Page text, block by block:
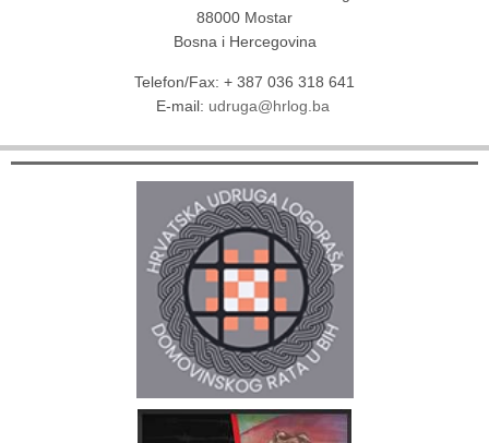
88000 Mostar
Bosna i Hercegovina
Telefon/Fax: + 387 036 318 641
E-mail: udruga@hrlog.ba